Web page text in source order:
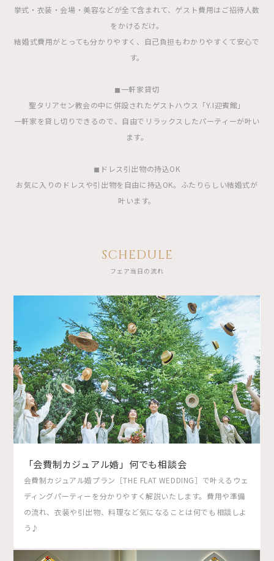
挙式・衣装・会場・美容などが全て含まれて、ゲスト費用はご招待人数
をかけるだけ。
結婚式費用がとっても分かりやすく、自己負担もわかりやすくて安心で
す。
◼︎一軒家貸切
聖タリアセン教会の中に併設されたゲストハウス「Y.I迎賓館」
一軒家を貸し切りできるので、自由でリラックスしたパーティーが叶い
ます。
◼︎ドレス引出物の持込OK
お気に入りのドレスや引出物を自由に持込OK。ふたりらしい結婚式が
叶います。
SCHEDULE
フェア当日の流れ
「会費制カジュアル婚」何でも相談会
会費制カジュアル婚プラン［THE FLAT WEDDING］で叶えるウェ
ディングパーティーを分かりやすく解説いたします。費用や準備
の流れ、衣装や引出物、料理など気になることは何でも相談しよ
う♪